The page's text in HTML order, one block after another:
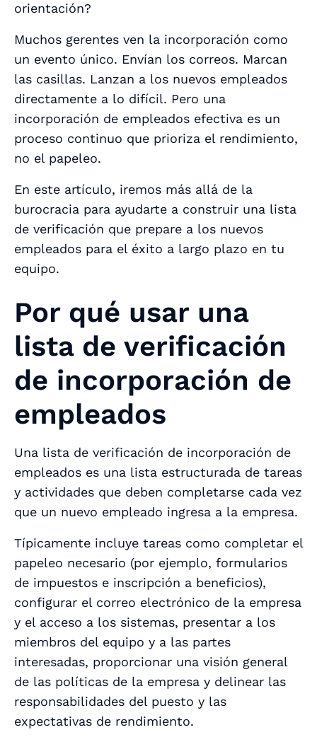
orientación?
Muchos gerentes ven la incorporación como
un evento único. Envían los correos. Marcan
las casillas. Lanzan a los nuevos empleados
directamente a lo difícil. Pero una
incorporación de empleados efectiva es un
proceso continuo que prioriza el rendimiento,
no el papeleo.
En este artículo, iremos más allá de la
burocracia para ayudarte a construir una lista
de verificación que prepare a los nuevos
empleados para el éxito a largo plazo en tu
equipo.
Por qué usar una
lista de verificación
de incorporación de
empleados
Una lista de verificación de incorporación de
empleados es una lista estructurada de tareas
y actividades que deben completarse cada vez
que un nuevo empleado ingresa a la empresa.
Típicamente incluye tareas como completar el
papeleo necesario (por ejemplo, formularios
de impuestos e inscripción a beneficios),
configurar el correo electrónico de la empresa
y el acceso a los sistemas, presentar a los
miembros del equipo y a las partes
interesadas, proporcionar una visión general
de las políticas de la empresa y delinear las
responsabilidades del puesto y las
expectativas de rendimiento.